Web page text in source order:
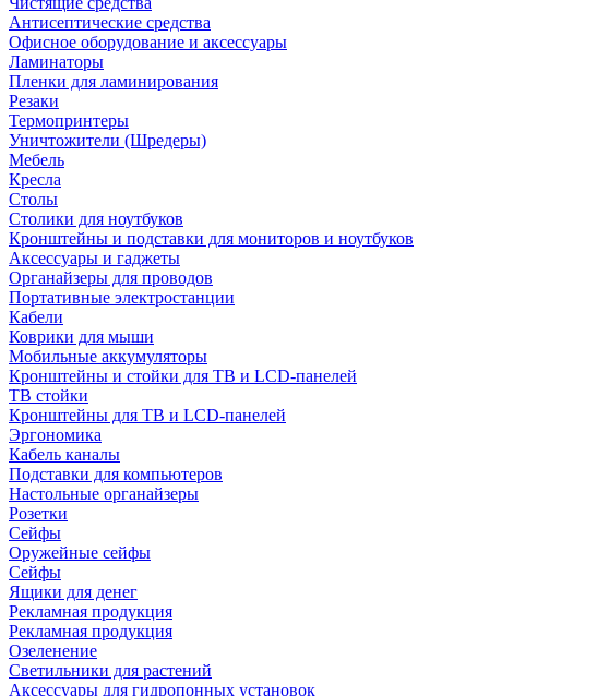
Антисептические средства
Офисное оборудование и аксессуары
Ламинаторы
Пленки для ламинирования
Резаки
Термопринтеры
Уничтожители (Шредеры)
Мебель
Кресла
Столы
Столики для ноутбуков
Кронштейны и подставки для мониторов и ноутбуков
Аксессуары и гаджеты
Органайзеры для проводов
Портативные электростанции
Кабели
Коврики для мыши
Мобильные аккумуляторы
Кронштейны и стойки для ТВ и LCD-панелей
ТВ стойки
Кронштейны для ТВ и LCD-панелей
Эргономика
Кабель каналы
Подставки для компьютеров
Настольные органайзеры
Розетки
Сейфы
Оружейные сейфы
Сейфы
Ящики для денег
Рекламная продукция
Рекламная продукция
Озеленение
Светильники для растений
Аксессуары для гидропонных установок